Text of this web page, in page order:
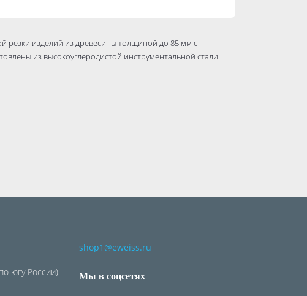
резки изделий из древесины толщиной до 85 мм с
из высокоуглеродистой инструментальной стали.
югу России)
shop1@eweiss.ru
Мы в соцсетях